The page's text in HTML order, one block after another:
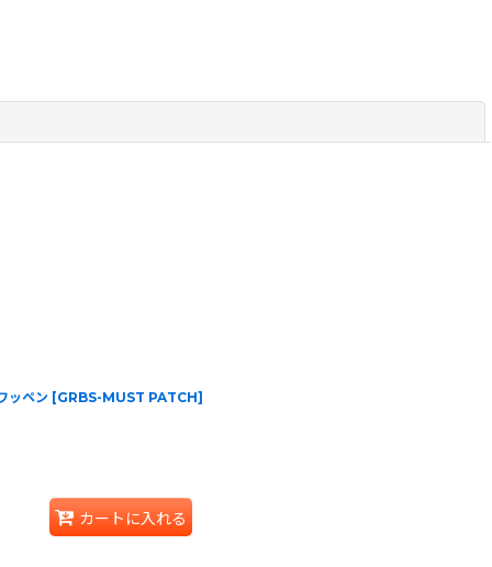
ペン [GRBS-MUST PATCH]
カートに入れる